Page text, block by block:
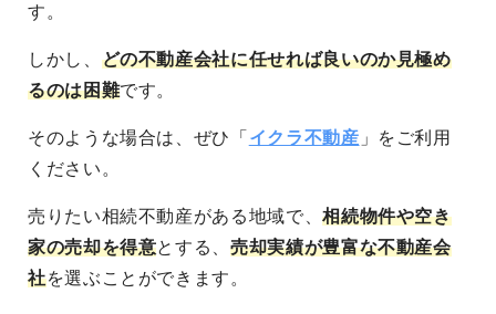
す。
しかし、 どの不動産会社に任せれば良いのか見極め
るのは困難です。
そのような場合は、ぜひ「 イクラ不動産 」をご利用
ください。
売りたい相続不動産がある地域で、相続物件や空き
家の売却を得意とする、売却実績が豊富な不動産会
社を選ぶことができます。